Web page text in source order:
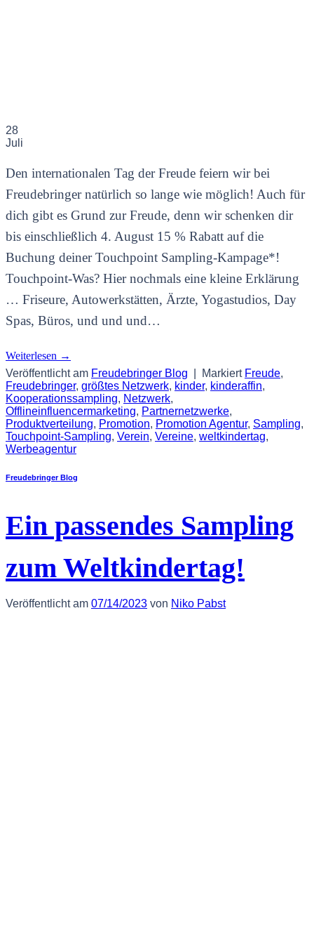
28
Juli
Den internationalen Tag der Freude feiern wir bei
Freudebringer natürlich so lange wie möglich! Auch für
dich gibt es Grund zur Freude, denn wir schenken dir
bis einschließlich 4. August 15 % Rabatt auf die
Buchung deiner Touchpoint Sampling-Kampage*!
Touchpoint-Was? Hier nochmals eine kleine Erklärung
… Friseure, Autowerkstätten, Ärzte, Yogastudios, Day
Spas, Büros, und und und…
Weiterlesen →
Veröffentlicht am Freudebringer Blog Markiert Freude,
Freudebringer, größtes Netzwerk, kinder, kinderaffin,
Kooperationssampling, Netzwerk,
Offlineinfluencermarketing, Partnernetzwerke,
Produktverteilung, Promotion, Promotion Agentur, Sampling,
Touchpoint-Sampling, Verein, Vereine, weltkindertag,
Werbeagentur
Freudebringer Blog
Ein passendes Sampling
zum Weltkindertag!
Veröffentlicht am 07/14/2023 von Niko Pabst